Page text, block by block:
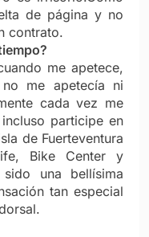
de página y no
contrato.
me apetece,
me apetecía ni
cada vez me
participe en
de Fuerteventura
Bike Center y
una bellísima
tan especial